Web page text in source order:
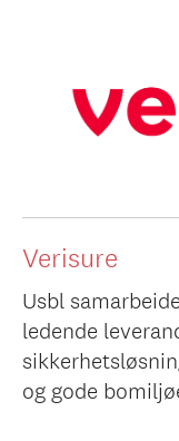
Verisure
Usbl
ledende
og gode